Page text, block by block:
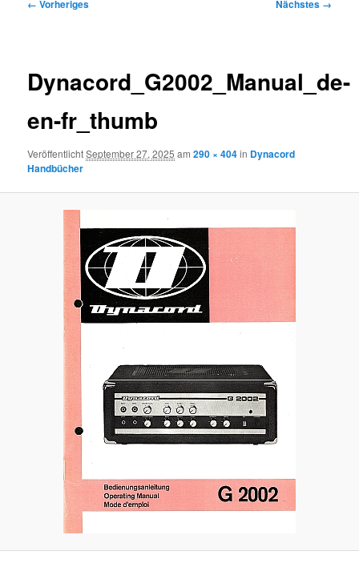
← Vorheriges Nächstes →
Dynacord_G2002_Manual_de-
en-fr_thumb
VeröffentlichtSeptember 27, 2025 am290 × 404in Dynacord
Handbücher